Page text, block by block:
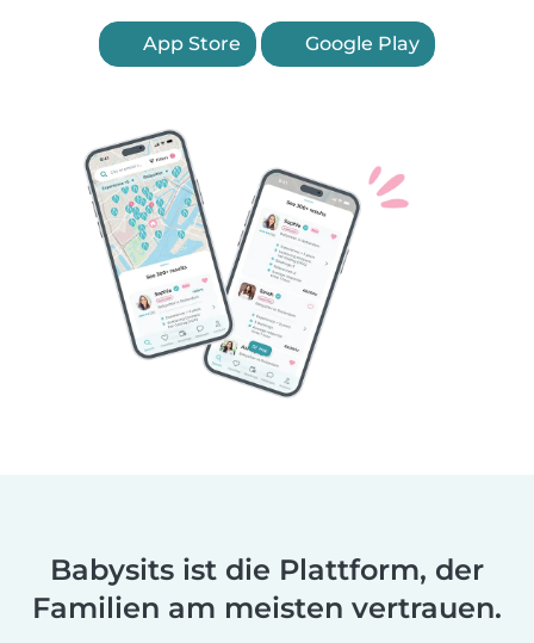
App Store Google Play
Babysits ist die Plattform, der
Familien am meisten vertrauen.